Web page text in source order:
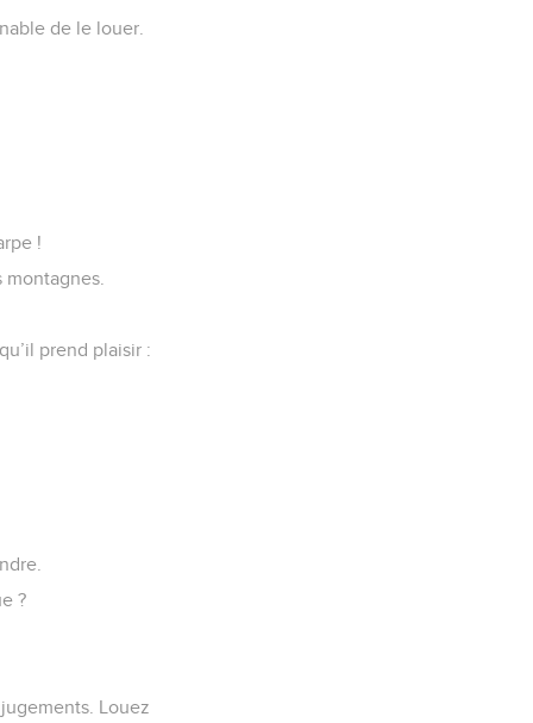
de le louer.
!
prend plaisir :
?
Louez